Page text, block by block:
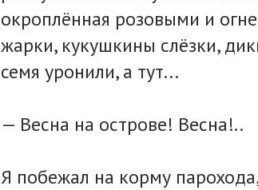
окроплённая розовыми и
жарки, кукушкины слёзки,
семя уронили, а тут...
— Весна на острове! Весна!..
Я побежал на корму